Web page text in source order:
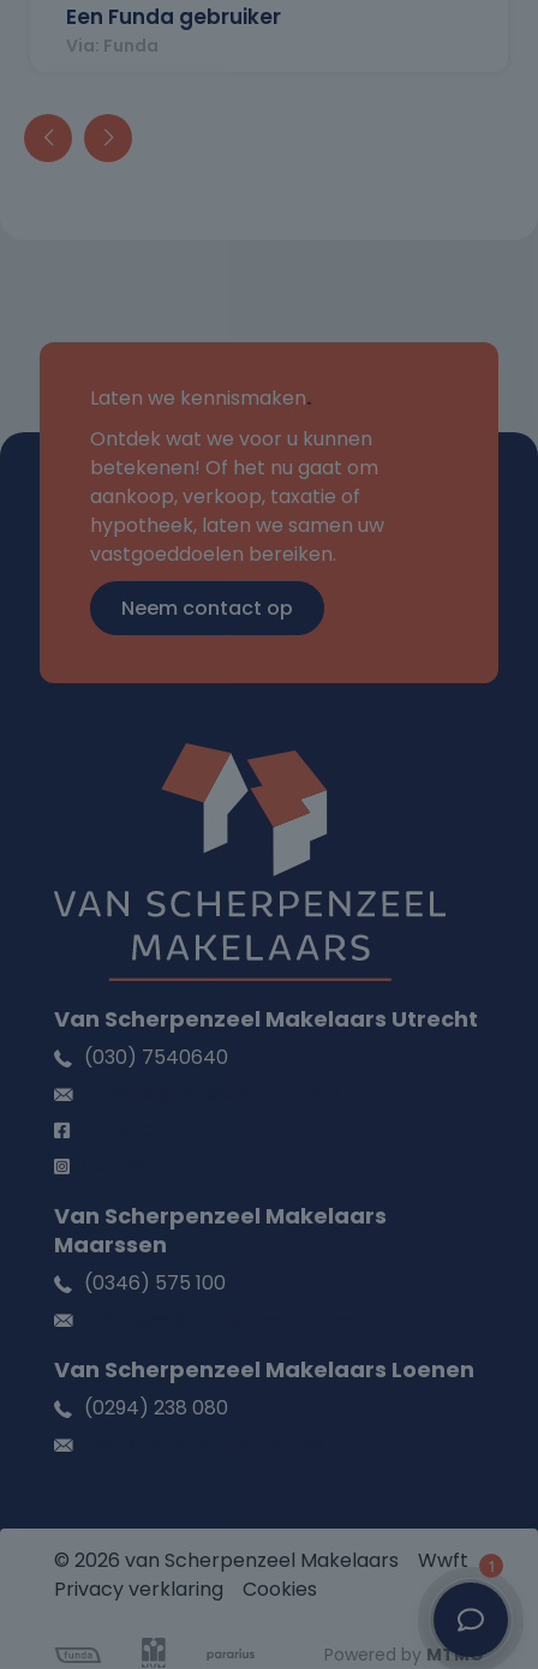
Een Funda gebruiker
Via: Funda
Laten we kennismaken.
Ontdek wat we voor u kunnen
betekenen! Of het nu gaat om
aankoop, verkoop, taxatie of
hypotheek, laten we samen uw
vastgoeddoelen bereiken.
Neem contact op
Van Scherpenzeel Makelaars Utrecht
(030) 7540640
Van Scherpenzeel Makelaars
Maarssen
(0346) 575 100
Van Scherpenzeel Makelaars Loenen
(0294) 238 080
© 2026 van Scherpenzeel Makelaars Wwft
Privacy verklaring
Cookies
Powered by MTMO
1